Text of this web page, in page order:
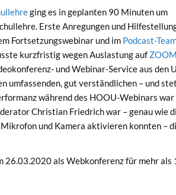
ging es in geplanten 90 Minuten um
Erste Anregungen und
Fortsetzungswebinar und im Podcast-
kurzfristig wegen Auslastung auf ZOOM
und Webinar-Service aus den
umfassenden, gut verständlichen – und
während des HOOU-Webinars war
Christian Friedrich war – genau wie
und Kamera aktivieren konnten –
26.03.2020 als Webkonferenz für mehr als